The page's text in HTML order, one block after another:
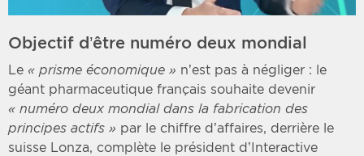
Objectif d’être numéro deux mondial
Le « prisme économique » n’est pas à négliger : le
géant pharmaceutique français souhaite devenir
« numéro deux mondial dans la fabrication des
principes actifs » par le chiffre d’affaires, derrière le
suisse Lonza, complète le président d’Interactive